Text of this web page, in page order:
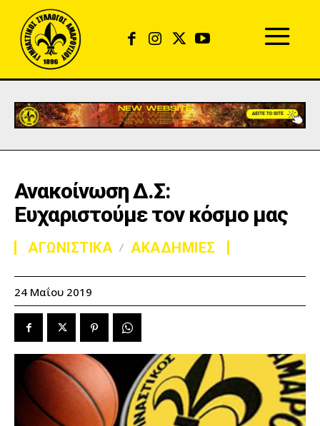
Ανακοίνωση Δ.Σ:
Ευχαριστούμε τον κόσμο μας
ΑΓΩΝΙΣΤΙΚΑ ΑΚΑΔΗΜΙΕΣ
24 Μαΐου 2019